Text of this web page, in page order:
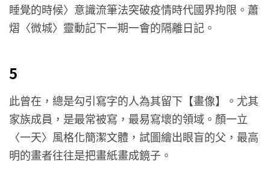
睡覺的時候〉意識流筆法突破疫情時代國界拘限。蕭
熠〈微城〉靈動記下一期一會的隔離日記。
5
此曾在，總是勾引寫字的人為其留下【畫像】。尤其
家族成員，是最常被寫，最易寫壞的領域。顏一立
〈一天〉風格化簡潔文體，試圖繪出眼盲的父，最高
明的畫者往往是把畫紙畫成鏡子。